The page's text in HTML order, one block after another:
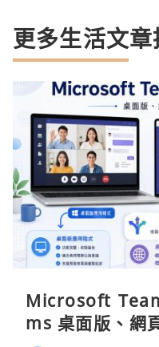
更多生活文章
Microsoft
ms 桌面版、網